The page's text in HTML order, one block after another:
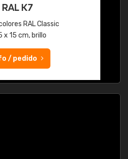
RAL K7
RAL Classic
x 15 cm, brillo
/ pedido